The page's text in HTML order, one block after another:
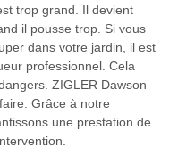
trop grand. Il devient
il pousse trop. Si vous
dans votre jardin, il est
professionnel. Cela
ZIGLER Dawson
Grâce à notre
une prestation de